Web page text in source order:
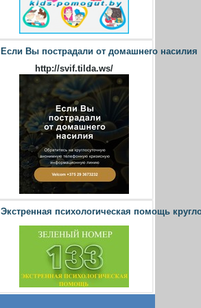
Если Вы пострадали от домашнего насилия
http://svif.tilda.ws/
Экстренная психологическая помощь